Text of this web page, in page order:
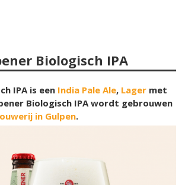
Biologisch IPA
IPA is een India Pale Ale, Lager met
Biologisch IPA wordt gebrouwen
in Gulpen.